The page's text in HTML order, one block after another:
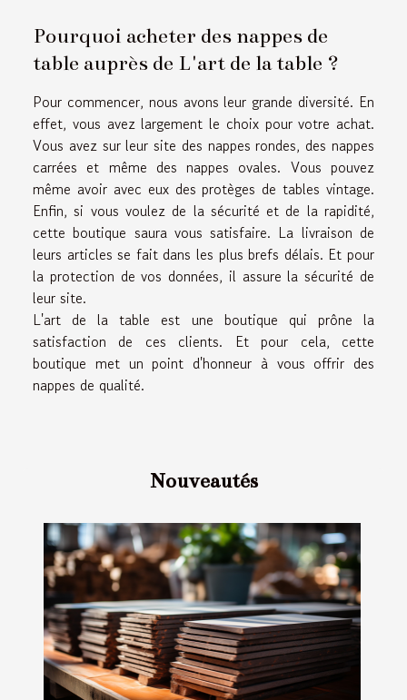
Pourquoi acheter des nappes de
table auprès de L'art de la table ?
Pour commencer, nous avons leur grande diversité. En
effet, vous avez largement le choix pour votre achat.
Vous avez sur leur site des nappes rondes, des nappes
carrées et même des nappes ovales. Vous pouvez
même avoir avec eux des protèges de tables vintage.
Enfin, si vous voulez de la sécurité et de la rapidité,
cette boutique saura vous satisfaire. La livraison de
leurs articles se fait dans les plus brefs délais. Et pour
la protection de vos données, il assure la sécurité de
leur site.
L'art de la table est une boutique qui prône la
satisfaction de ces clients. Et pour cela, cette
boutique met un point d'honneur à vous offrir des
nappes de qualité.
Nouveautés